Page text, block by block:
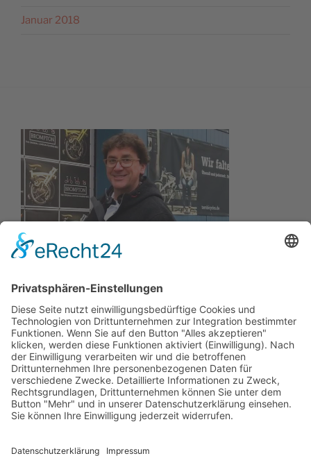
Januar 2018
Wir wollen Ihr persönlicher Online Camping Spezialist
sein, der sich auf die Fahne geschrieben hat, der
zuverlässigste und preiswerteste Anbieter zu sein.
Wir sind ständig im Wachstum und wissen Ihr
Vertrauen zu schätzen.
Kay-Lucas Kaniewski